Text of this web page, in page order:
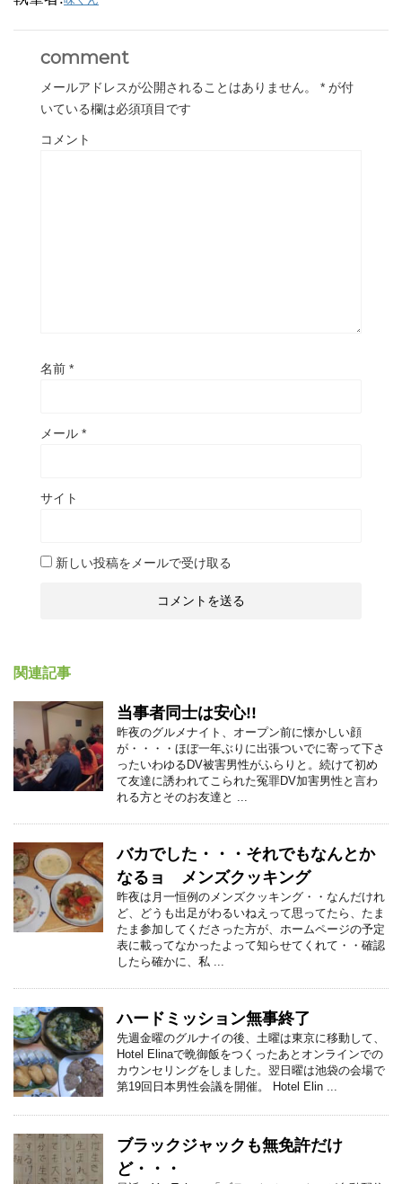
comment
メールアドレスが公開されることはありません。 * が付
いている欄は必須項目です
コメント
名前 *
メール *
サイト
新しい投稿をメールで受け取る
関連記事
当事者同士は安心!!
昨夜のグルメナイト、オープン前に懐かしい顔
が・・・・ほぼ一年ぶりに出張ついでに寄って下さ
ったいわゆるDV被害男性がふらりと。続けて初め
て友達に誘われてこられた冤罪DV加害男性と言わ
れる方とそのお友達と ...
バカでした・・・それでもなんとか
なるョ メンズクッキング
昨夜は月一恒例のメンズクッキング・・なんだけれ
ど、どうも出足がわるいねえって思ってたら、たま
たま参加してくださった方が、ホームページの予定
表に載ってなかったよって知らせてくれて・・確認
したら確かに、私 ...
ハードミッション無事終了
先週金曜のグルナイの後、土曜は東京に移動して、
Hotel Elinaで晩御飯をつくったあとオンラインでの
カウンセリングをしました。翌日曜は池袋の会場で
第19回日本男性会議を開催。 Hotel Elin ...
ブラックジャックも無免許だけ
ど・・・